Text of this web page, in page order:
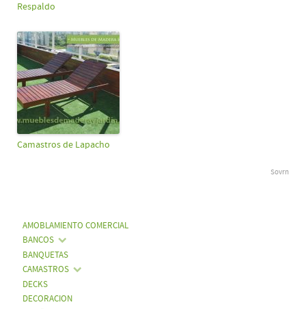
Respaldo
Camastros de Lapacho
Sovrn
AMOBLAMIENTO COMERCIAL
BANCOS
BANQUETAS
CAMASTROS
DECKS
DECORACION